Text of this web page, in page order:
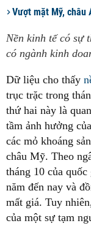
Vượt mặt Mỹ, châu
Nền kinh tế có sự
có ngành kinh
Dữ liệu cho thấy
trục trặc trong
thứ hai này là
tầm ảnh hưởng
các mỏ khoáng
châu Mỹ. Theo
tháng 10 của
năm đến nay và
mất giá. Tuy
của một sự tạm